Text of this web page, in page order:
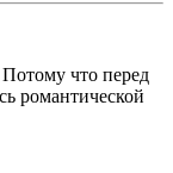
что перед
романтической